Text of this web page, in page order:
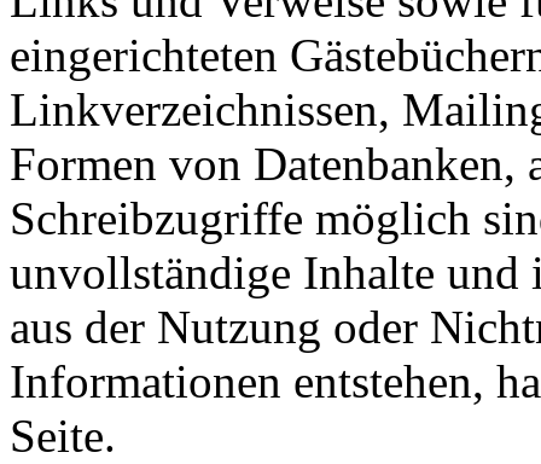
eingerichteten
Linkverzeichnissen,
Formen von Datenbanken,
Schreibzugriffe möglich
unvollständige Inhalte und
aus der Nutzung oder
Informationen entstehen,
Seite.